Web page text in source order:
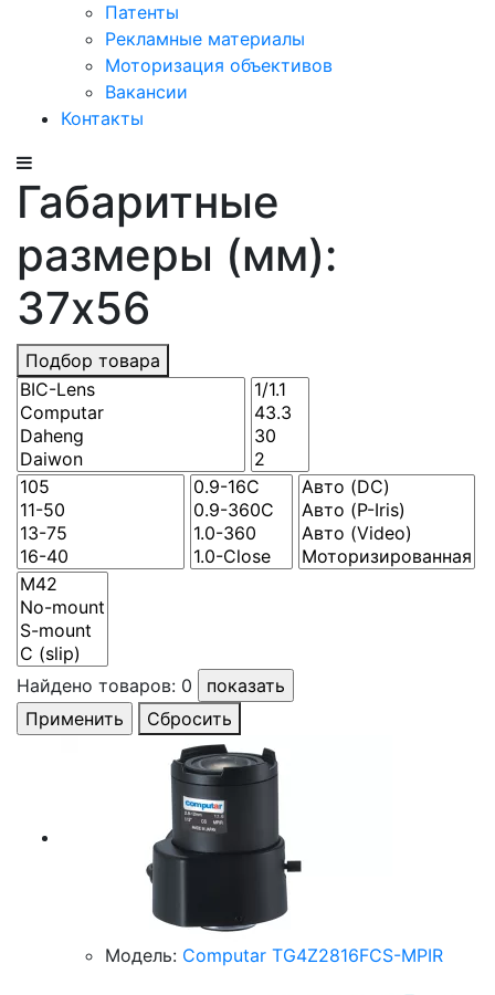
Патенты
Рекламные материалы
Моторизация объективов
Вакансии
Контакты
Габаритные
размеры (мм):
37x56
Подбор товара
Найдено товаров: 0
Сбросить
Модель: Computar TG4Z2816FCS-MPIR